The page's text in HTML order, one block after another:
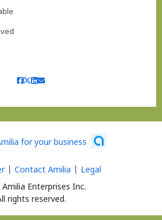
for your business
Enterprises Inc.
rights reserved.
Contact Amilia Legal